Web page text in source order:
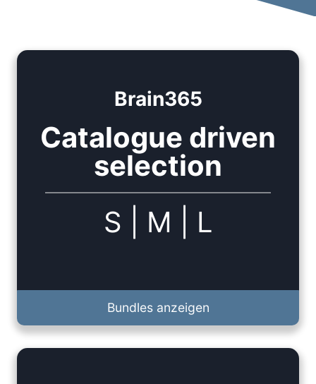
Brain365
Catalogue driven
selection
S
M L
Bundles anzeigen